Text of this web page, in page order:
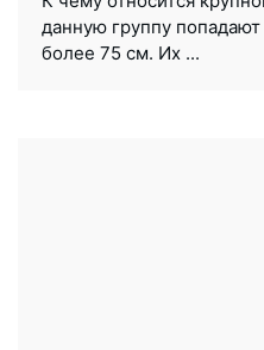
данную группу
более 75 см. Их ...